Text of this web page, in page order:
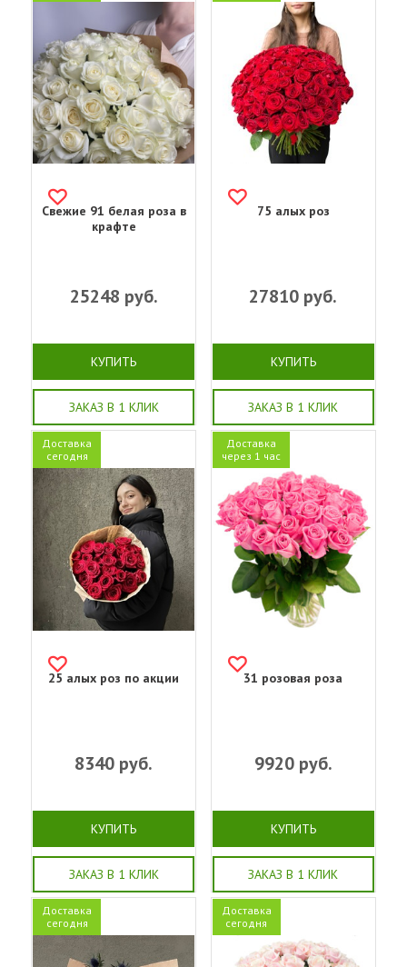
Свежие 91 белая роза в
крафте
25248 руб.
КУПИТЬ
ЗАКАЗ В 1 КЛИК
75 алых роз
27810 руб.
КУПИТЬ
ЗАКАЗ В 1 КЛИК
Доставка
сегодня
25 алых роз по акции
8340 руб.
КУПИТЬ
ЗАКАЗ В 1 КЛИК
Доставка
через 1 час
31 розовая роза
9920руб.
КУПИТЬ
ЗАКАЗ В 1 КЛИК
Доставка
сегодня
Доставка
сегодня